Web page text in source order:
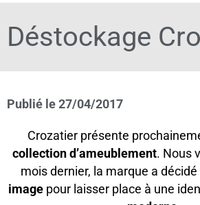
Déstockage
Publié le 27/04/2017
Crozatier présente
collection d’ameublement. Nous
mois dernier, la marque a décidé
image pour laisser place à une